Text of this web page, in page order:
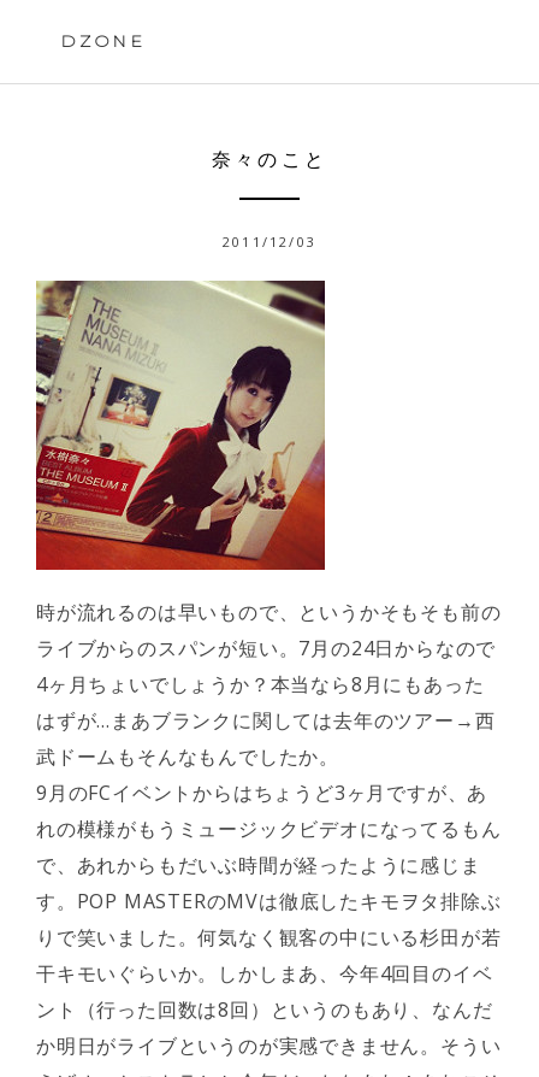
DZONE
奈々のこと
2011/12/03
時が流れるのは早いもので、というかそもそも前の
ライブからのスパンが短い。7月の24日からなので
4ヶ月ちょいでしょうか？本当なら8月にもあった
はずが…まあブランクに関しては去年のツアー→西
武ドームもそんなもんでしたか。
9月のFCイベントからはちょうど3ヶ月ですが、あ
れの模様がもうミュージックビデオになってるもん
で、あれからもだいぶ時間が経ったように感じま
す。POP MASTERのMVは徹底したキモヲタ排除ぶ
りで笑いました。何気なく観客の中にいる杉田が若
干キモいぐらいか。しかしまあ、今年4回目のイベ
ント（行った回数は8回）というのもあり、なんだ
か明日がライブというのが実感できません。そうい